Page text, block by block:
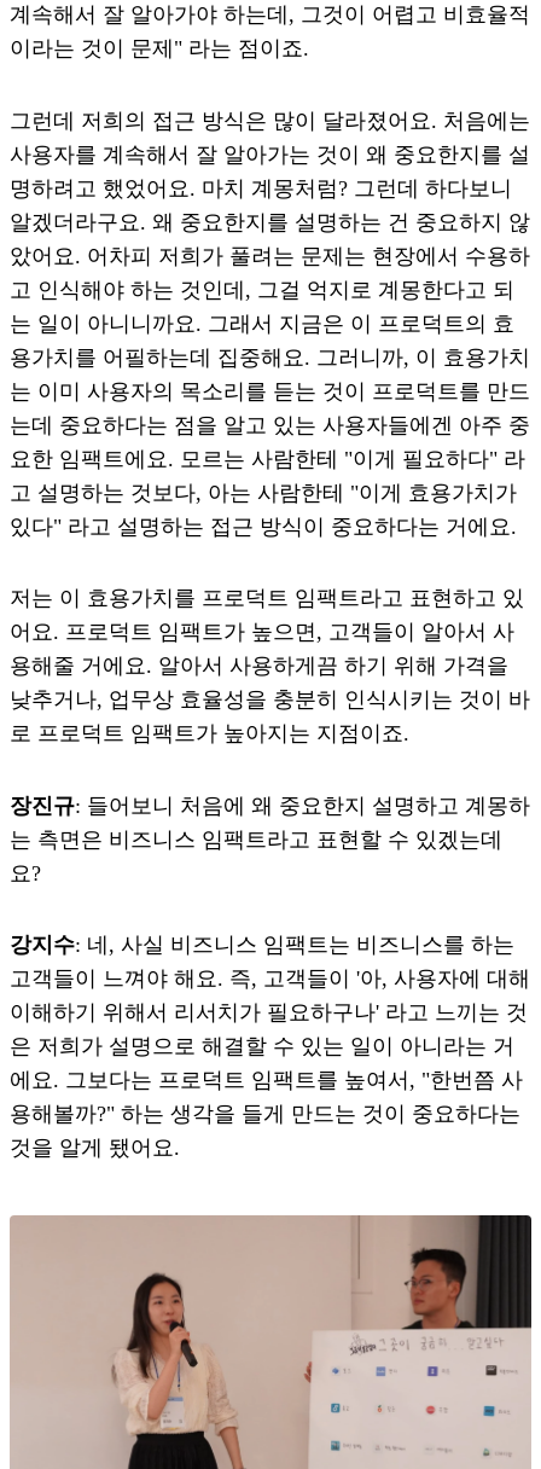
계속해서 잘 알아가야 하는데, 그것이 어렵고 비효율적
이라는 것이 문제" 라는 점이죠.
그런데 저희의 접근 방식은 많이 달라졌어요. 처음에는
사용자를 계속해서 잘 알아가는 것이 왜 중요한지를 설
명하려고 했었어요. 마치 계몽처럼? 그런데 하다보니
알겠더라구요. 왜 중요한지를 설명하는 건 중요하지 않
았어요. 어차피 저희가 풀려는 문제는 현장에서 수용하
고 인식해야 하는 것인데, 그걸 억지로 계몽한다고 되
는 일이 아니니까요. 그래서 지금은 이 프로덕트의 효
용가치를 어필하는데 집중해요. 그러니까, 이 효용가치
는 이미 사용자의 목소리를 듣는 것이 프로덕트를 만드
는데 중요하다는 점을 알고 있는 사용자들에겐 아주 중
요한 임팩트에요. 모르는 사람한테 "이게 필요하다" 라
고 설명하는 것보다, 아는 사람한테 "이게 효용가치가
있다" 라고 설명하는 접근 방식이 중요하다는 거에요.
저는 이 효용가치를 프로덕트 임팩트라고 표현하고 있
어요. 프로덕트 임팩트가 높으면, 고객들이 알아서 사
용해줄 거에요. 알아서 사용하게끔 하기 위해 가격을
낮추거나, 업무상 효율성을 충분히 인식시키는 것이 바
로 프로덕트 임팩트가 높아지는 지점이죠.
장진규: 들어보니 처음에 왜 중요한지 설명하고 계몽하
는 측면은 비즈니스 임팩트라고 표현할 수 있겠는데
요?
강지수: 네, 사실 비즈니스 임팩트는 비즈니스를 하는
고객들이 느껴야 해요. 즉, 고객들이 '아, 사용자에 대해
이해하기 위해서 리서치가 필요하구나' 라고 느끼는 것
은 저희가 설명으로 해결할 수 있는 일이 아니라는 거
에요. 그보다는 프로덕트 임팩트를 높여서, "한번쯤 사
용해볼까?" 하는 생각을 들게 만드는 것이 중요하다는
것을 알게 됐어요.